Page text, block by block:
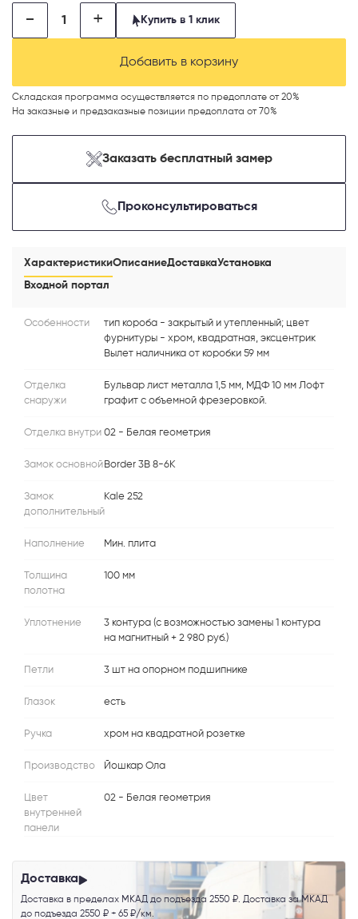
- + Купить в 1 клик
Добавить в корзину
Складская программа осуществляется по предоплате от 20%
На заказные и предзаказные позиции предоплата от 70%
Заказать бесплатный замер
Проконсультироваться
ХарактеристикиОписаниеДоставкаУстановка
Входной портал
Особенности
тип короба - закрытый и утепленный; цвет
фурнитуры - хром, квадратная, эксцентрик
Вылет наличника от коробки 59 мм
Отделка
снаружи
Бульвар лист металла 1,5 мм, МДФ 10 мм Лофт
графит с объемной фрезеровкой.
Отделка внутри 02 - Белая геометрия
Замок основной Border 3В 8-6К
Замок
дополнительный
Kale 252
Наполнение Мин. плита
Толщина
полотна
100 мм
Уплотнение
3 контура (с возможностью замены 1 контура
на магнитный + 2 980 руб.)
Петли 3 шт на опорном подшипнике
Глазок есть
Ручка хром на квадратной розетке
Производство Йошкар Ола
Цвет
внутренней
панели
02 - Белая геометрия
Доставка
Доставка в пределах МКАД до подъезда 2550 ₽. Доставка за МКАД
до подъезда 2550 ₽ + 65 ₽/км.